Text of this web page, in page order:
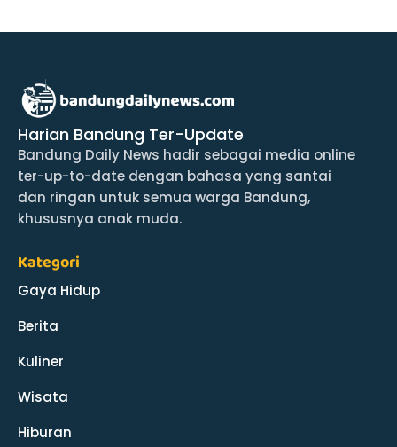
Harian Bandung Ter-Update
Bandung Daily News hadir sebagai media online
ter-up-to-date dengan bahasa yang santai
dan ringan untuk semua warga Bandung,
khususnya anak muda.
Kategori
Gaya Hidup
Berita
Kuliner
Wisata
Hiburan